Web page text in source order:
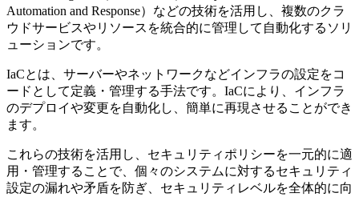
Automation and Response）などの技術を活用し、複数のクラ
ウドサービスやリソースを統合的に管理して自動化するソリ
ューションです。
IaCとは、サーバーやネットワークなどインフラの設定をコ
ードとして定義・管理する手法です。IaCにより、インフラ
のデプロイや変更を自動化し、簡単に再現させることができ
ます。
これらの技術を活用し、セキュリティポリシーを一元的に適
用・管理することで、個々のシステムに対するセキュリティ
設定の漏れや矛盾を防ぎ、セキュリティレベルを全体的に向